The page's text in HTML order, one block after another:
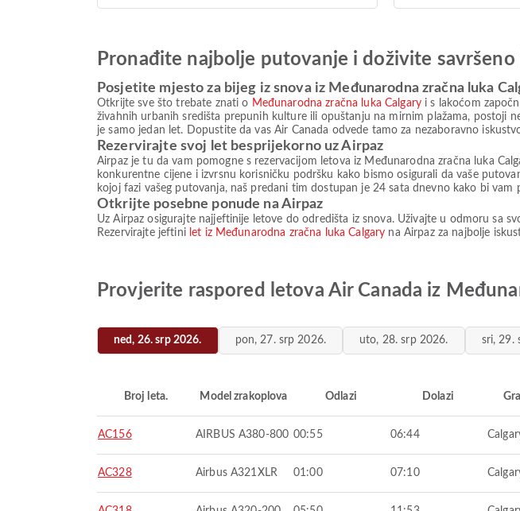
Pronađite najbolje putovanje i doživite
Posjetite mjesto za bijeg iz snova iz Međunarodna zračna luka
Otkrijte sve što trebate znati o Međunarodna zračna luka Calgaryi s lakoćom
živahnih urbanih središta prepunih kulture ili opuštanju na mirnim plažama, postoji
je samo jedan let. Dopustite da vas Air Canada odvede tamo za nezaboravno
Rezervirajte svoj let besprijekorno uz Airpaz
Airpaz je tu da vam pomogne s rezervacijom letova iz Međunarodna zračna luka
konkurentne cijene i izvrsnu korisničku podršku kako bismo osigurali da vaše
kojoj fazi vašeg putovanja, naš predani tim dostupan je 24 sata dnevno kako bi
Otkrijte posebne ponude na Airpaz
Uz Airpaz osigurajte najjeftinije letove do odredišta iz snova. Uživajte u odmoru sa
Rezervirajte jeftini let iz Međunarodna zračna luka Calgary na Airpaz za najbolje
Provjerite raspored letova Air Canada iz
ned, 26. srp 2026. pon, 27. srp 2026. uto, 28. srp 2026. sri, 29.
Broj leta. Model zrakoplova Odlazi Dolazi
AC156 AIRBUS A380-800 00:55 06:44
AC328 Airbus A321XLR 01:00 07:10